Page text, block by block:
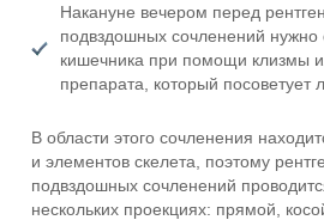
Накануне вечером перед
подвздошных сочленений нужно
кишечника при помощи клизмы
препарата, который посоветует
В области этого сочленения
и элементов скелета, поэтому
подвздошных сочленений
нескольких проекциях: прямой,